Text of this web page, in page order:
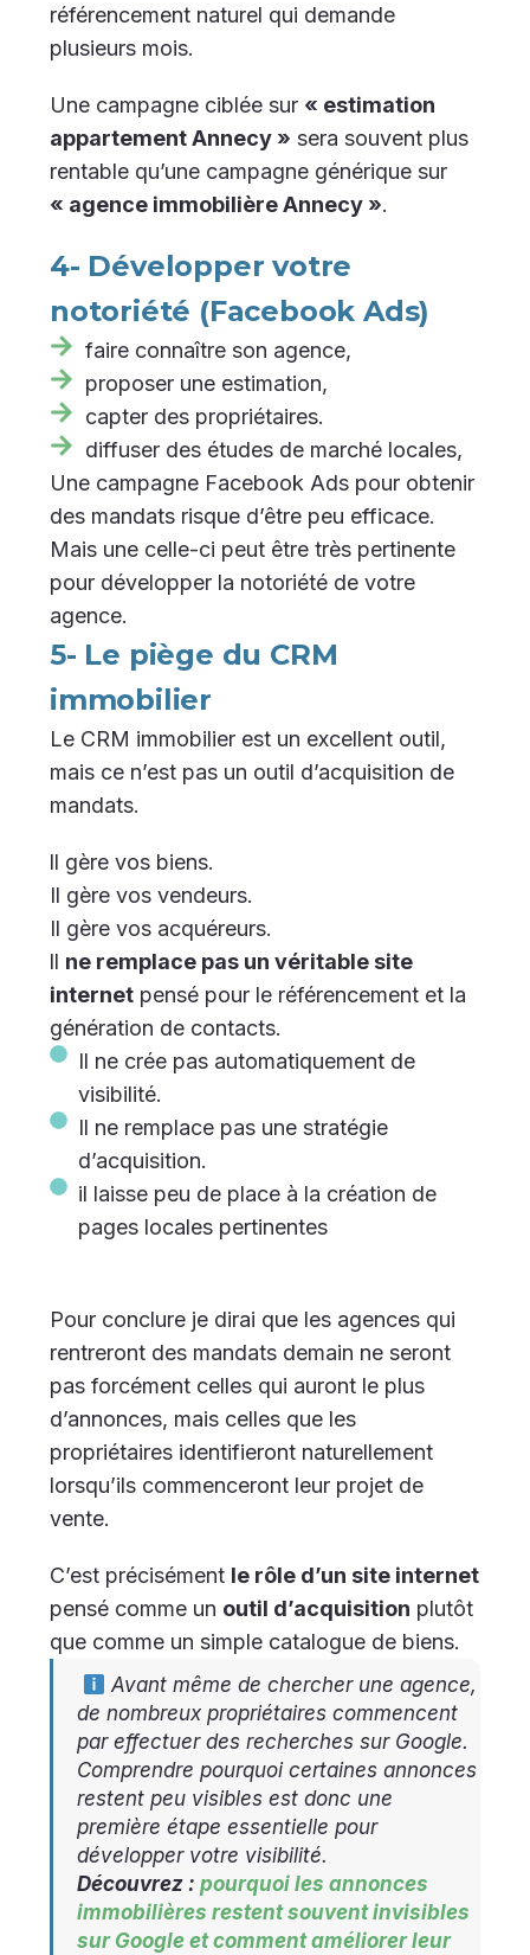
référencement naturel qui demande
plusieurs mois.
Une campagne ciblée sur « estimation
appartement Annecy » sera souvent plus
rentable qu’une campagne générique sur
« agence immobilière Annecy ».
4- Développer votre
notoriété (Facebook Ads)
faire connaître son agence,
proposer une estimation,
capter des propriétaires.
diffuser des études de marché locales,
Une campagne Facebook Ads pour obtenir
des mandats risque d’être peu efficace.
Mais une celle-ci peut être très pertinente
pour développer la notoriété de votre
agence.
5- Le piège du CRM
immobilier
Le CRM immobilier est un excellent outil,
mais ce n’est pas un outil d’acquisition de
mandats.
ll gère vos biens.
Il gère vos vendeurs.
Il gère vos acquéreurs.
ll ne remplace pas un véritable site
internet pensé pour le référencement et la
génération de contacts.
Il ne crée pas automatiquement de
visibilité.
Il ne remplace pas une stratégie
d’acquisition.
il laisse peu de place à la création de
pages locales pertinentes
Pour conclure je dirai que les agences qui
rentreront des mandats demain ne seront
pas forcément celles qui auront le plus
d’annonces, mais celles que les
propriétaires identifieront naturellement
lorsqu’ils commenceront leur projet de
vente.
C’est précisément le rôle d’un site internet
pensé comme un outil d’acquisition plutôt
que comme un simple catalogue de biens.
Avant même de chercher une agence,
de nombreux propriétaires commencent
par effectuer des recherches sur Google.
Comprendre pourquoi certaines annonces
restent peu visibles est donc une
première étape essentielle pour
développer votre visibilité.
Découvrez : pourquoi les annonces
immobilières restent souvent invisibles
sur Google et comment améliorer leur